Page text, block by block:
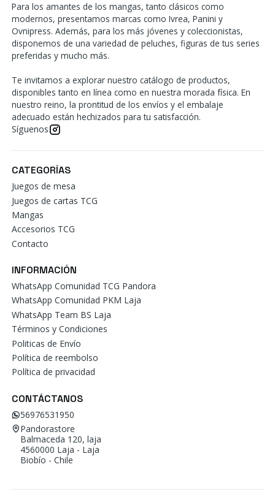
Para los amantes de los mangas, tanto clásicos como
modernos, presentamos marcas como Ivrea, Panini y
Ovnipress. Además, para los más jóvenes y coleccionistas,
disponemos de una variedad de peluches, figuras de tus series
preferidas y mucho más.
Te invitamos a explorar nuestro catálogo de productos,
disponibles tanto en línea como en nuestra morada física. En
nuestro reino, la prontitud de los envíos y el embalaje
adecuado están hechizados para tu satisfacción.
Síguenos
CATEGORÍAS
Juegos de mesa
Juegos de cartas TCG
Mangas
Accesorios TCG
Contacto
INFORMACIÓN
WhatsApp Comunidad TCG Pandora
WhatsApp Comunidad PKM Laja
WhatsApp Team BS Laja
Términos y Condiciones
Politicas de Envío
Política de reembolso
Política de privacidad
CONTÁCTANOS
56976531950
Pandorastore
Balmaceda 120, laja
4560000 Laja - Laja
Biobío - Chile